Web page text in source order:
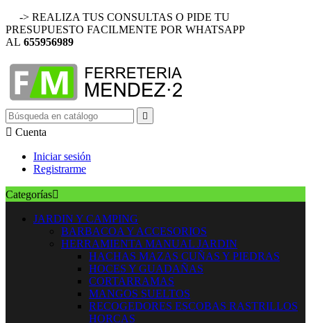
-> REALIZA TUS CONSULTAS O PIDE TU
PRESUPUESTO FACILMENTE POR WHATSAPP
AL 655956989

 Cuenta
Iniciar sesión
Registrarme
Categorías
JARDIN Y CAMPING
BARBACOA Y ACCESORIOS
HERRAMIENTA MANUAL JARDIN
HACHAS MAZAS CUÑAS Y PIEDRAS
HOCES Y GUADAÑAS
CORTARRAMAS
MANGOS SUELTOS
RECOGEDORES ESCOBAS RASTRILLOS
HORCAS